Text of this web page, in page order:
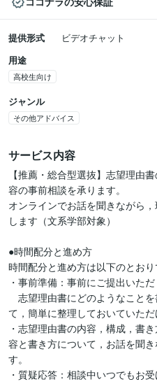
提供形式
ビデオチャット
用途
高校生向け
ジャンル
その他アドバイス
サービス内容
【推薦・総合型選抜】志望理由
容の事前相談を承ります。
オンラインでお話を聞きながら
します（文系学部対象）
●時間配分と進め方
時間配分と進め方は以下のとおり
・事前準備：事前にご提出いた
志望理由書にどのようなこと
て，簡単に整理しておいていただ
・志望理由書の内容，構成，書
容と書き方について，お話を聞
す。
・質疑応答：相談中いつでもお受